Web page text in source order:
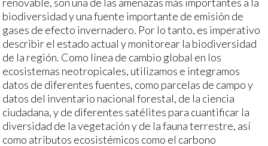
biodiversidad y una fuente importante de emisión de
gases de efecto invernadero. Por lo tanto, es imperativo
describir el estado actual y monitorear la biodiversidad
de la región. Como línea de cambio global en los
ecosistemas neotropicales, utilizamos e integramos
datos de diferentes fuentes, como parcelas de campo y
datos del inventario nacional forestal, de la ciencia
ciudadana, y de diferentes satélites para cuantificar la
diversidad de la vegetación y de la fauna terrestre, así
como atributos ecosistémicos como el carbono